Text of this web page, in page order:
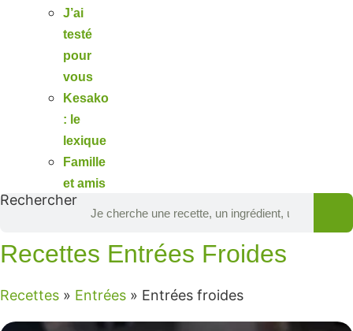
J’ai
testé
pour
vous
Kesako
: le
lexique
Famille
et amis
Rechercher
Recettes Entrées Froides
Recettes » Entrées » Entrées froides